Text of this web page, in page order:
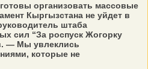
организовать массовые
Кыргызстана не уйдет в
штаба
сил “За роспуск Жогорку
— Мы увлеклись
которые не